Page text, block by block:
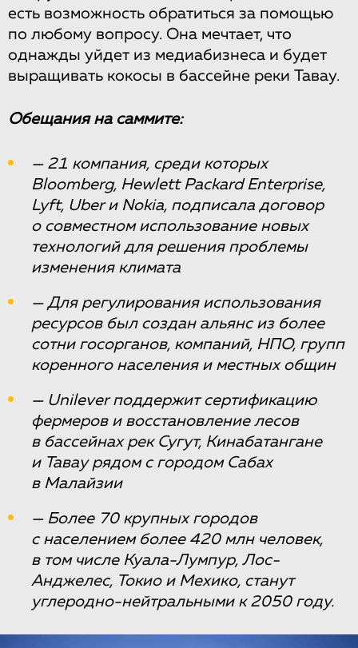
есть возможность обратиться за помощью
по любому вопросу. Она мечтает, что
однажды уйдет из медиабизнеса и будет
выращивать кокосы в бассейне реки Тавау.
Обещания на саммите:
— 21 компания, среди которых
Bloomberg, Hewlett Packard Enterprise,
Lyft, Uber и Nokia, подписала договор
о совместном использование новых
технологий для решения проблемы
изменения климата
— Для регулирования использования
ресурсов был создан альянс из более
сотни госорганов, компаний, НПО, групп
коренного населения и местных общин
— Unilever поддержит сертификацию
фермеров и восстановление лесов
в бассейнах рек Сугут, Кинабатангане
и Тавау рядом с городом Сабах
в Малайзии
— Более 70 крупных городов
с населением более 420 млн человек,
в том числе Куала-Лумпур, Лос-
Анджелес, Токио и Мехико, станут
углеродно-нейтральными к 2050 году.